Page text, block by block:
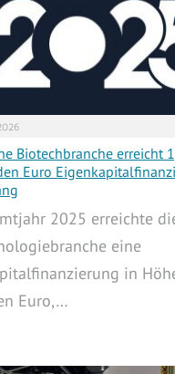
Biotechbranche erreicht
Euro
2025 erreichte
eine
in
Euro,…